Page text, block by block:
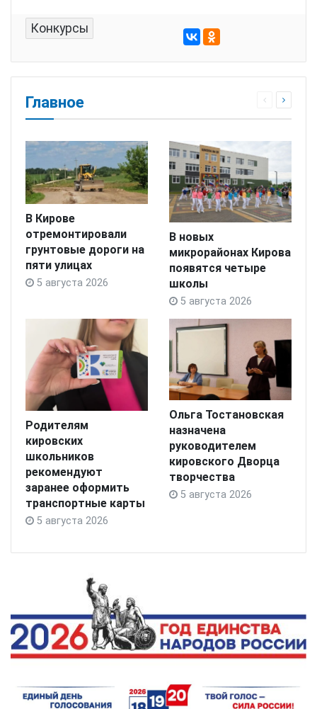
Конкурсы
Главное
В Кирове
отремонтировали
грунтовые дороги на
пяти улицах
5 августа 2026
В новых
микрорайонах Кирова
появятся четыре
школы
5 августа 2026
Родителям
кировских
школьников
рекомендуют
заранее оформить
транспортные карты
5 августа 2026
Ольга Тостановская
назначена
руководителем
кировского Дворца
творчества
5 августа 2026